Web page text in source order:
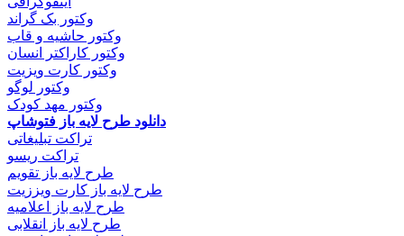
وکتور بک گراند
وکتور حاشیه و قاب
وکتور کاراکتر انسان
وکتور کارت ویزیت
وکتور لوگو
وکتور مهد کودک
دانلود طرح لایه باز فتوشاپ
تراکت تبلیغاتی
تراکت ریسو
طرح لایه باز تقویم
طرح لایه باز کارت ویززیت
طرح لایه باز اعلامیه
طرح لایه باز انقلابی